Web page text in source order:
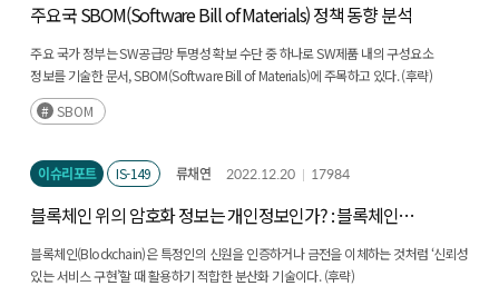
주요국 SBOM(Software Bill of Materials) 정책 동향 분석
주요 국가 정부는 SW공급망 투명성 확보 수단 중 하나로 SW제품 내의 구성요소
정보를 기술한 문서, SBOM(Software Bill of Materials)에 주목하고 있다. (후략)
SBOM
이슈리포트 IS-149 류채연 2022.12.20 17984
블록체인 위의 암호화 정보는 개인정보인가? : 블록체인
기반의 분산신원인증 서비스를 중심으로
블록체인(Blockchain)은 특정인의 신원을 인증하거나 금전을 이체하는 것처럼 ‘신뢰성
있는 서비스 구현’할 때 활용하기 적합한 분산화 기술이다. (후략)